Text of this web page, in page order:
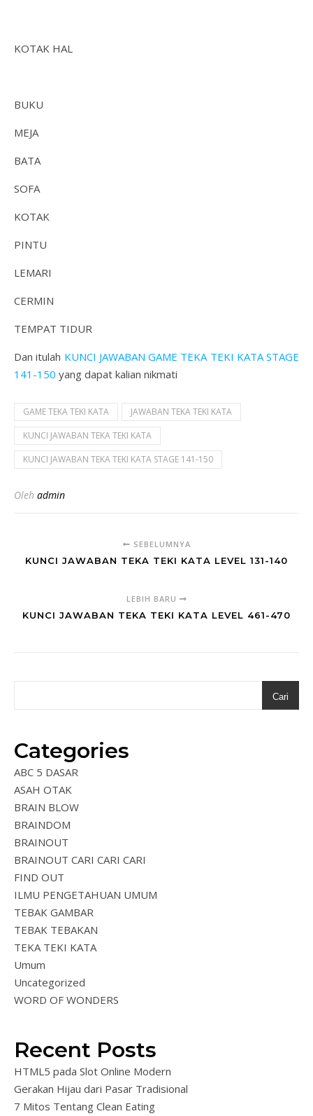
KOTAK HAL
BUKU
MEJA
BATA
SOFA
KOTAK
PINTU
LEMARI
CERMIN
TEMPAT TIDUR
Dan itulah KUNCI JAWABAN GAME TEKA TEKI KATA STAGE
141-150 yang dapat kalian nikmati
GAME TEKA TEKI KATA
JAWABAN TEKA TEKI KATA
KUNCI JAWABAN TEKA TEKI KATA
KUNCI JAWABAN TEKA TEKI KATA STAGE 141-150
Oleh admin
SEBELUMNYA
KUNCI JAWABAN TEKA TEKI KATA LEVEL 131-140
LEBIH BARU
KUNCI JAWABAN TEKA TEKI KATA LEVEL 461-470
Cari
Categories
ABC 5 DASAR
ASAH OTAK
BRAIN BLOW
BRAINDOM
BRAINOUT
BRAINOUT CARI CARI CARI
FIND OUT
ILMU PENGETAHUAN UMUM
TEBAK GAMBAR
TEBAK TEBAKAN
TEKA TEKI KATA
Umum
Uncategorized
WORD OF WONDERS
Recent Posts
HTML5 pada Slot Online Modern
Gerakan Hijau dari Pasar Tradisional
7 Mitos Tentang Clean Eating